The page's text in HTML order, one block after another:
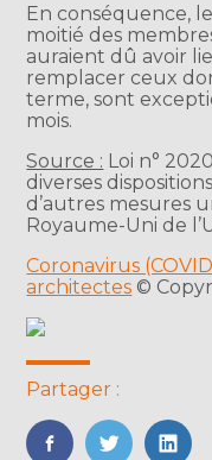
En conséquence,
moitié des
auraient dû avoir
remplacer ceux
terme, sont
mois.
Source : Loi n°
diverses
d’autres mesures
Royaume-Uni de
Coronavirus
architectes ©
Partager :